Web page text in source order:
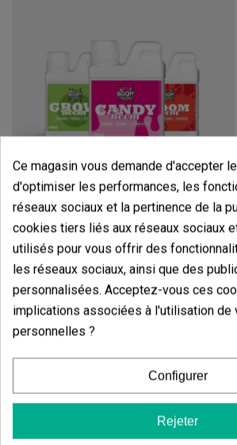
Candy Tripack
13,60 €
17,00 € -20%
Avis des clients
Ce magasin vous demande d'accepter
d'optimiser les performances, les
réseaux sociaux et la pertinence de la
cookies tiers liés aux réseaux sociaux
utilisés pour vous offrir des
les réseaux sociaux, ainsi que des
personnalisées. Acceptez-vous ces
implications associées à l'utilisation de
personnelles ?
Configurer
Rejeter